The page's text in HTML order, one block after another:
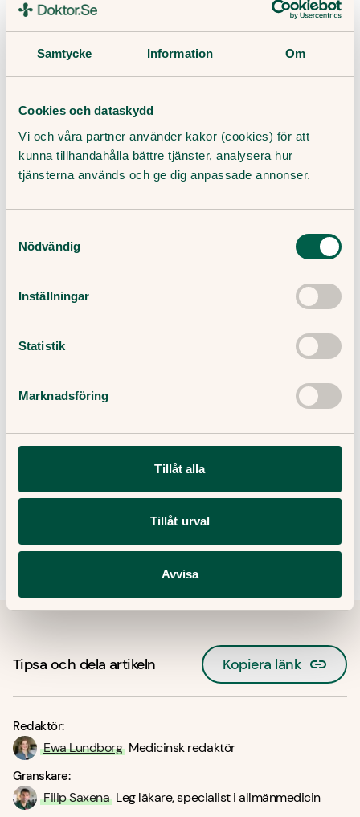
Samtycke Information Om
Cookies och dataskydd
Vi och våra partner använder kakor (cookies) för att
kunna tillhandahålla bättre tjänster, analysera hur
tjänsterna används och ge dig anpassade annonser.
Nödvändig
Inställningar
Statistik
Marknadsföring
Tillåt alla
Tillåt urval
Avvisa
Doktor.seerbjuder bältrosvaccin på följande
mottagningar:
Norrtälje vaccinationsmottagning
Örestadskliniken, Malmö
Frågor och svar om bältrosvaccin
Några frågor och svar kring bältrosvaccin.
haft bältros?
Hur mycket kostar bältrosvaccin?
Relaterade ämnen:
Tipsa och dela artikeln Kopiera länk
Redaktör:
Ewa Lundborg Medicinsk redaktör
Granskare:
Filip Saxena Leg läkare, specialist i allmänmedicin